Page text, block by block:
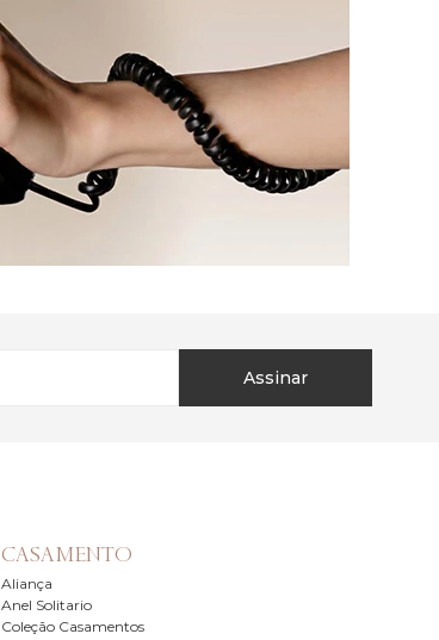
Assinar
CASAMENTO
Aliança
Anel Solitario
Coleção Casamentos